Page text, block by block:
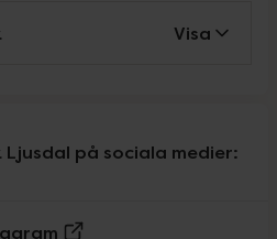
Visa
Ljusdal på sociala medier:
sida)